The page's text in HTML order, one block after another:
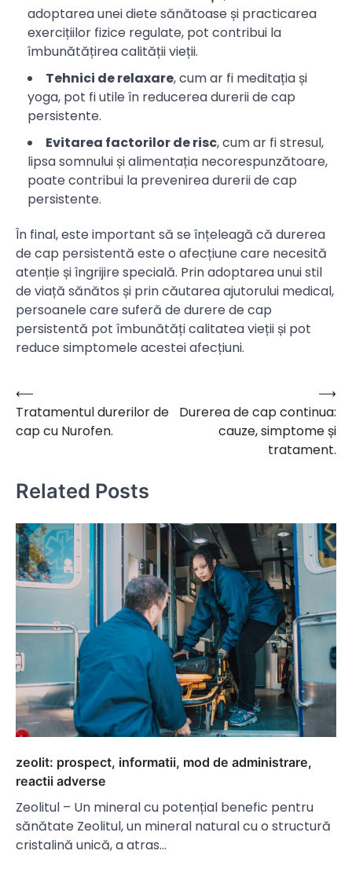
adoptarea unei diete sănătoase și practicarea
exercițiilor fizice regulate, pot contribui la
îmbunătățirea calității vieții.
Tehnici de relaxare, cum ar fi meditația și
yoga, pot fi utile în reducerea durerii de cap
persistente.
Evitarea factorilor de risc, cum ar fi stresul,
lipsa somnului și alimentația necorespunzătoare,
poate contribui la prevenirea durerii de cap
persistente.
În final, este important să se înțeleagă că durerea
de cap persistentă este o afecțiune care necesită
atenție și îngrijire specială. Prin adoptarea unui stil
de viață sănătos și prin căutarea ajutorului medical,
persoanele care suferă de durere de cap
persistentă pot îmbunătăți calitatea vieții și pot
reduce simptomele acestei afecțiuni.
Navigare
în
articole
⟵
Tratamentul durerilor de
cap cu Nurofen.
Durerea de cap continua:
cauze, simptome și
tratament.
⟶
Related Posts
zeolit: prospect, informatii, mod de administrare,
reactii adverse
Zeolitul – Un mineral cu potențial benefic pentru
sănătate Zeolitul, un mineral natural cu o structură
cristalină unică, a atras…